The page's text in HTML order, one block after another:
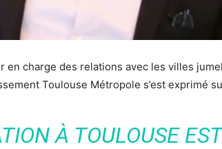
en charge des relations avec les villes
Toulouse Métropole s’est exprimé
À TOULOUSE